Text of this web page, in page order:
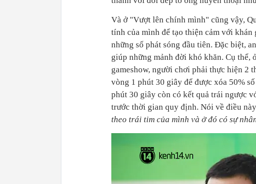
Và ở "Vượt lên chính mình" cũng vậy,
tính của mình để tạo thiện cảm với
những số phát sóng đầu tiên. Đặc biệt,
giúp những mảnh đời khó khăn. Cụ thể,
gameshow, người chơi phải thực hiện 2
vòng 1 phút 30 giây để được xóa 50%
phút 30 giây còn có kết quả trái ngược
trước thời gian quy định. Nói về điều
theo trái tim của mình và ở đó có sự